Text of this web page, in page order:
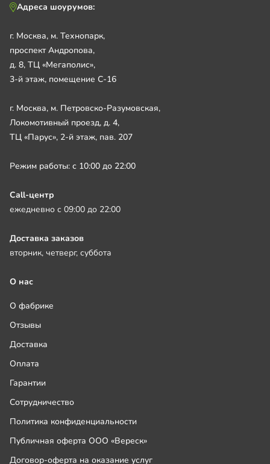
Адреса шоурумов:
г. Москва, м. Технопарк,
проспект Андропова,
д. 8, ТЦ «Мегаполис»,
3-й этаж, помещение С-16
г. Москва, м. Петровско-Разумовская,
Локомотивный проезд, д. 4,
ТЦ «Парус», 2-й этаж, пав. 207
Режим работы: с 10:00 до 22:00
Call-центр
ежедневно с 09:00 до 22:00
Доставка заказов
вторник, четверг, суббота
О нас
О фабрике
Отзывы
Доставка
Оплата
Гарантии
Сотрудничество
Политика конфиденциальности
Публичная оферта ООО «Вереск»
Договор-оферта на оказание услуг